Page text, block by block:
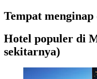
Tempat menginap
Hotel populer di
sekitarnya)